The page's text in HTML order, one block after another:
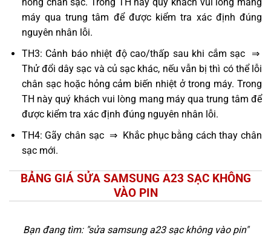
hỏng chân sạc. Trong TH này quý khách vui lòng mang
máy qua trung tâm để được kiểm tra xác định đúng
nguyên nhân lỗi.
TH3: Cảnh báo nhiệt độ cao/thấp sau khi cắm sạc ⇒
Thử đổi dây sạc và củ sạc khác, nếu vẫn bị thì có thể lỗi
chân sạc hoặc hỏng cảm biến nhiệt ở trong máy. Trong
TH này quý khách vui lòng mang máy qua trung tâm để
được kiểm tra xác định đúng nguyên nhân lỗi.
TH4: Gãy chân sạc ⇒ Khắc phục bằng cách thay chân
sạc mới.
BẢNG GIÁ SỬA SAMSUNG A23 SẠC KHÔNG
VÀO PIN
Bạn đang tìm: "sửa samsung a23 sạc không vào pin"